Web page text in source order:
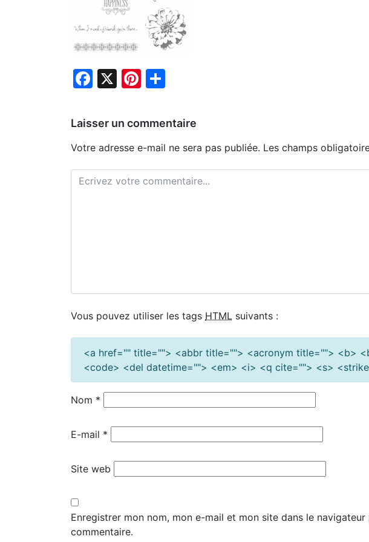
Facebook
X Pinterest
Laisser un commentaire
Votre adresse e-mail ne sera pas publiée. Les champs
Vous pouvez utiliser les tags HTML suivants :
<a href="" title=""> <abbr title=""> <acronym title=""> <b>
<code> <del datetime=""> <em> <i> <q cite=""> <s>
Nom *
E-mail *
Site web
Enregistrer mon nom, mon e-mail et mon site dans le
commentaire.